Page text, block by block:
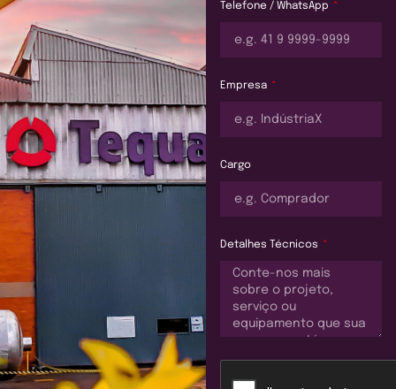
Telefone / WhatsApp
Empresa
Cargo
Detalhes Técnicos